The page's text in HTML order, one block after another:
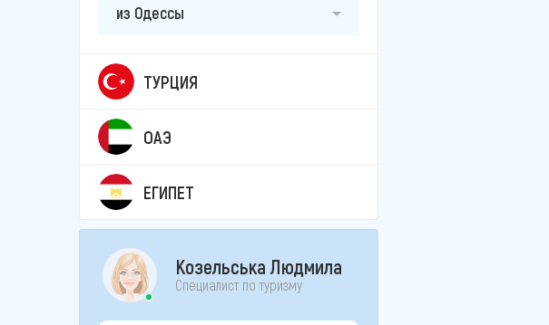
из Одессы
ТУРЦИЯ
ОАЭ
ЕГИПЕТ
Козельська Людмила
Специалист по туризму